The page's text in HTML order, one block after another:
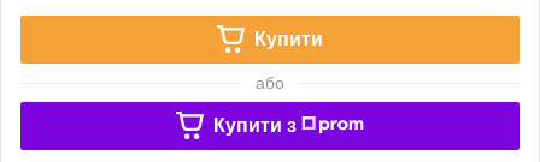
Купити
або
Купити з